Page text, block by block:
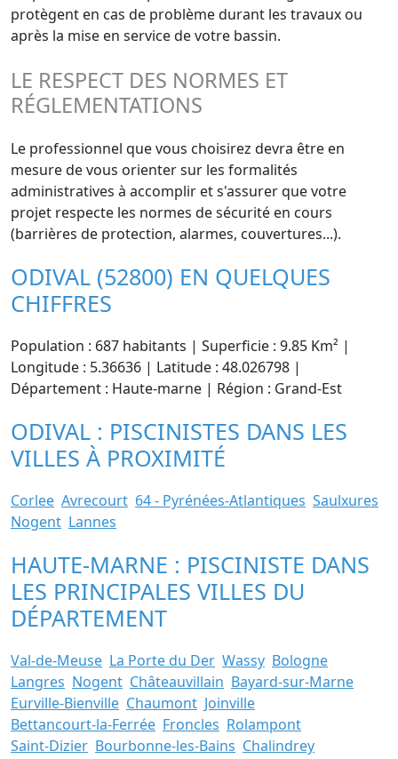
protègent en cas de problème durant les travaux ou
après la mise en service de votre bassin.
LE RESPECT DES NORMES ET
RÉGLEMENTATIONS
Le professionnel que vous choisirez devra être en
mesure de vous orienter sur les formalités
administratives à accomplir et s'assurer que votre
projet respecte les normes de sécurité en cours
(barrières de protection, alarmes, couvertures...).
ODIVAL (52800) EN QUELQUES
CHIFFRES
Population : 687 habitants | Superficie : 9.85 Km² |
Longitude : 5.36636 | Latitude : 48.026798 |
Département : Haute-marne | Région : Grand-Est
ODIVAL : PISCINISTES DANS LES
VILLES À PROXIMITÉ
Corlee Avrecourt 64 - Pyrénées-Atlantiques Saulxures
Nogent Lannes
HAUTE-MARNE : PISCINISTE DANS
LES PRINCIPALES VILLES DU
DÉPARTEMENT
Val-de-Meuse La Porte du Der Wassy Bologne
Langres Nogent Châteauvillain Bayard-sur-Marne
Eurville-Bienville Chaumont Joinville
Bettancourt-la-Ferrée Froncles Rolampont
Saint-Dizier Bourbonne-les-Bains Chalindrey